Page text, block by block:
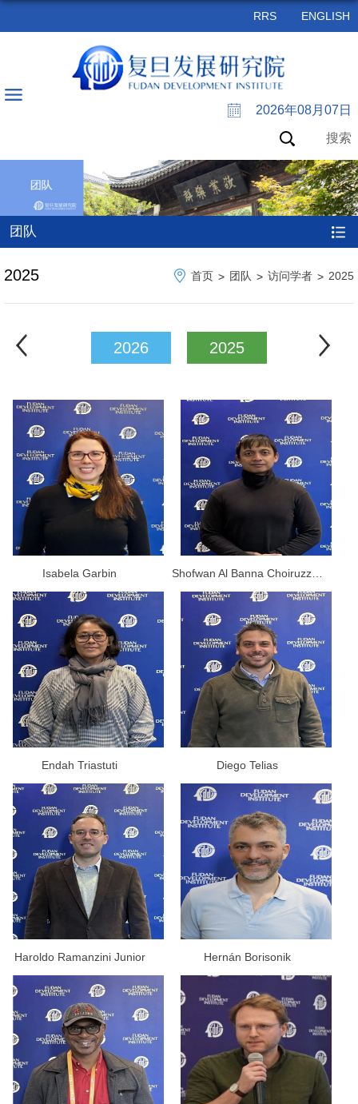
RRS ENGLISH
2026年08月07日
搜索
团队
2025 首页 > 团队 > 访问学者 > 2025
2026 2025 2024
Isabela Garbin
Endah Triastuti Diego Telias
Haroldo Ramanzini Junior Hernán Borisonik